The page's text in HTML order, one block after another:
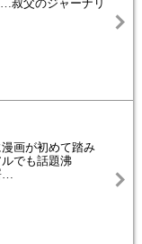
叔父のジャーナリ
画が初めて踏み
でも話題沸
…